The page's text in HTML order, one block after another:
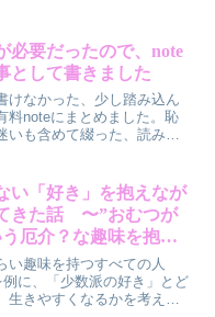
必要だったので、note
として書きました
けなかった、少し踏み込ん
料noteにまとめました。恥
いも含めて綴った、読み応
い「好き」を抱えなが
きた話 〜”おむつが
厄介？な趣味を抱え
い趣味を持つすべての人
に、「少数派の好き」とど
生きやすくなるかを考えま